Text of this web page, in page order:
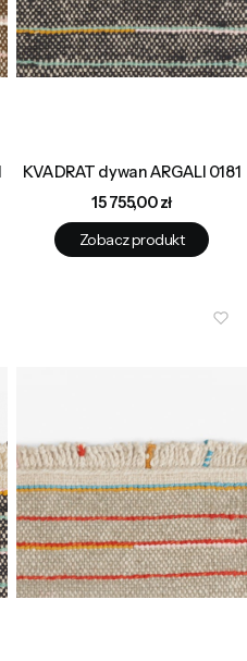
KVADRAT dywan ARGALI 0181
Cena
15 755,00 zł
Zobacz produkt